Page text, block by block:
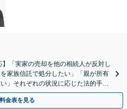
】「実家の売却を他の相続人が反対し
家族信託で処分したい」「親が所有
」それぞれの状況に応じた法的手続
く解決を目指します。
料金表を見る